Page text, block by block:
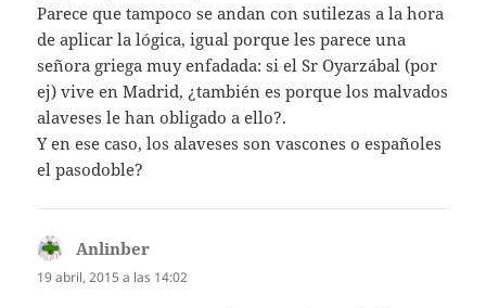
Parece que tampoco se andan con sutilezas a la hora
de aplicar la lógica, igual porque les parece una
señora griega muy enfadada: si el Sr Oyarzábal (por
ej) vive en Madrid, ¿también es porque los malvados
alaveses le han obligado a ello?.
Y en ese caso, los alaveses son vascones o españoles
el pasodoble?
Anlinber
19 abril, 2015 a las 14:02